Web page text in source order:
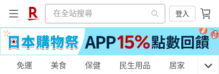
登入
購物網分類
免運 美食 保健 民生用品 居家 3C